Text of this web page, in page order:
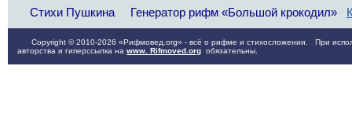
Стихи Пушкина Генератор рифм «Большой крокодил»
Copyright © 2010-2026 «Рифмовед.org» - всё о рифме и стихосложении. При
авторства и гиперссылка на www. Rifmoved.org обязательны.